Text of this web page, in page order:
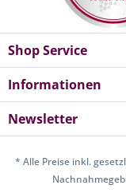
Shop Service
Informationen
Newsletter
* Alle Preise inkl.